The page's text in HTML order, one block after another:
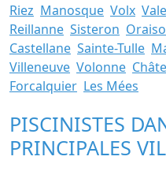
Riez Manosque Volx
Reillanne Sisteron
Castellane Sainte-Tulle
Villeneuve Volonne
Forcalquier Les Mées
PISCINISTES
PRINCIPALES